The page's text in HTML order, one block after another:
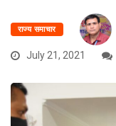
राज्य समाचार
July 21, 2021